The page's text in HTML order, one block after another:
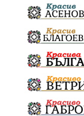
Електронният
Ще има ли
стопанство „Храна
бронзови медал